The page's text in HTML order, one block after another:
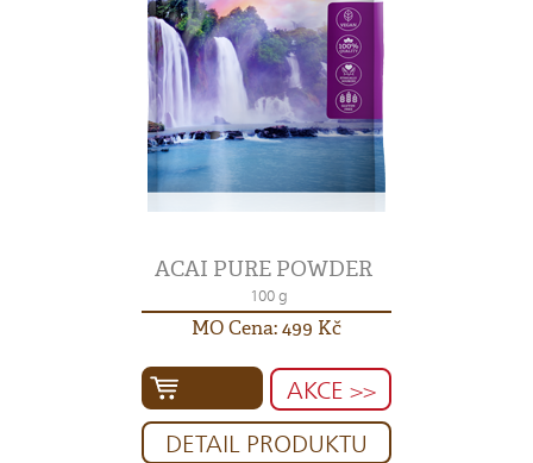
ACAI PURE POWDER
100 g
MO Cena: 499 Kč
AKCE >>
DETAIL PRODUKTU